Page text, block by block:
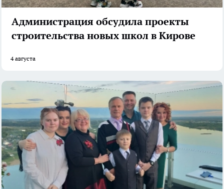
Администрация обсудила проекты
строительства новых школ в Кирове
4 августа